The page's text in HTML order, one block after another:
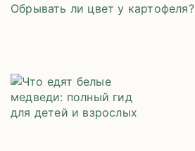
Обрывать ли цвет у картофеля?